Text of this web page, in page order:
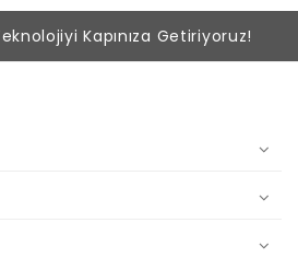
Kapınıza Getiriyoruz!